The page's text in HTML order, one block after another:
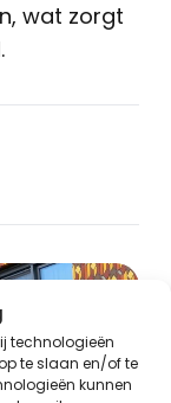
technologieën
te slaan en/of te
kunnen
wat zorgt